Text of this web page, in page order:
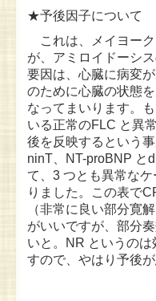
★予後因子について
これは、メイヨー
が、アミロイドーシ
要因は、心臓に病変
のために心臓の状態
なってまいります。
いる正常のFLC と異
後を反映するという
ninT、NT-proBNP と
て、3 つとも異常な
りました。この表で
（非常に良い部分寛
がいいですが、部分
いと。NR というの
すので、やはり予後